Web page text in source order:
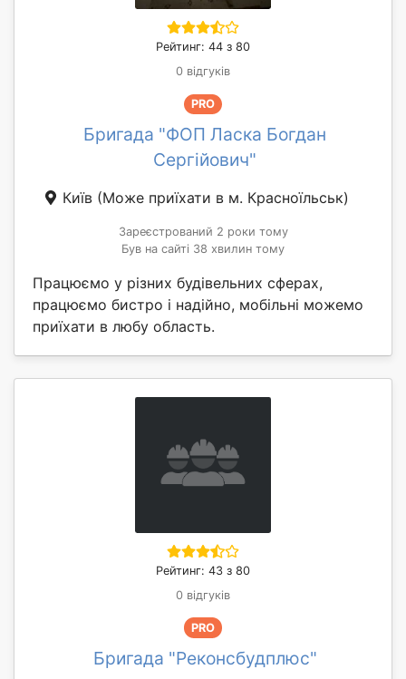
Рейтинг: 44 з 80
0 відгуків
PRO
Бригада "ФОП Ласка Богдан
Сергійович"
Київ (Може приїхати в м. Красноїльськ)
Зареєстрований 2 роки тому
Був на сайті 38 хвилин тому
Працюємо у різних будівельних сферах,
працюємо бистро і надійно, мобільні можемо
приїхати в любу область.
Рейтинг: 43 з 80
0 відгуків
PRO
Бригада "Реконсбудплюс"